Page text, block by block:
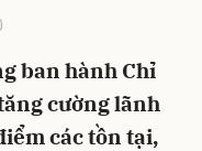
ban hành Chỉ
cường lãnh
các tồn tại,